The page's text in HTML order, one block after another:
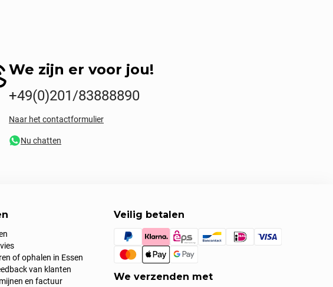
We zijn er voor jou!
+49(0)201/83888890
Naar het contactformulier
Nu chatten
of ophalen in Essen
van klanten
en factuur
Veilig betalen
We verzenden met